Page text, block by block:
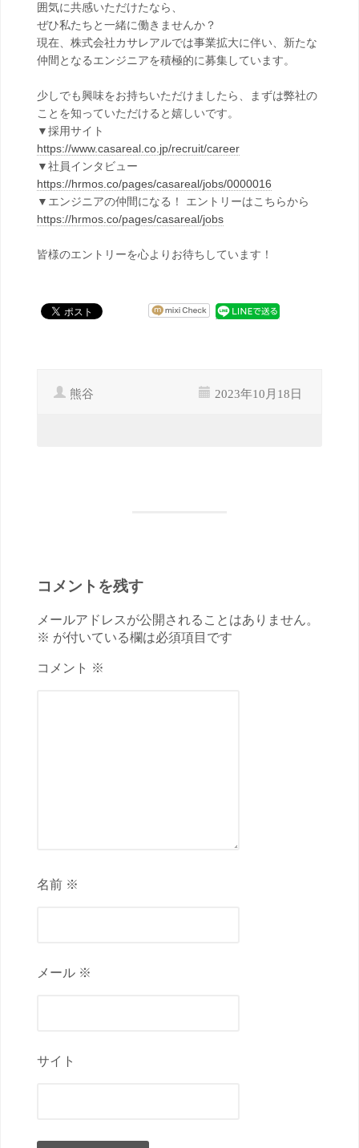
囲気に共感いただけたなら、
ぜひ私たちと一緒に働きませんか？
現在、株式会社カサレアルでは事業拡大に伴い、新たな
仲間となるエンジニアを積極的に募集しています。
少しでも興味をお持ちいただけましたら、まずは弊社の
ことを知っていただけると嬉しいです。
▼採用サイト
https://www.casareal.co.jp/recruit/career
▼社員インタビュー
https://hrmos.co/pages/casareal/jobs/0000016
▼エンジニアの仲間になる！ エントリーはこちらから
https://hrmos.co/pages/casareal/jobs
皆様のエントリーを心よりお待ちしています！
熊谷 2023年10月18日
コメントを残す
メールアドレスが公開されることはありません。
※ が付いている欄は必須項目です
コメント ※
名前 ※
メール ※
サイト